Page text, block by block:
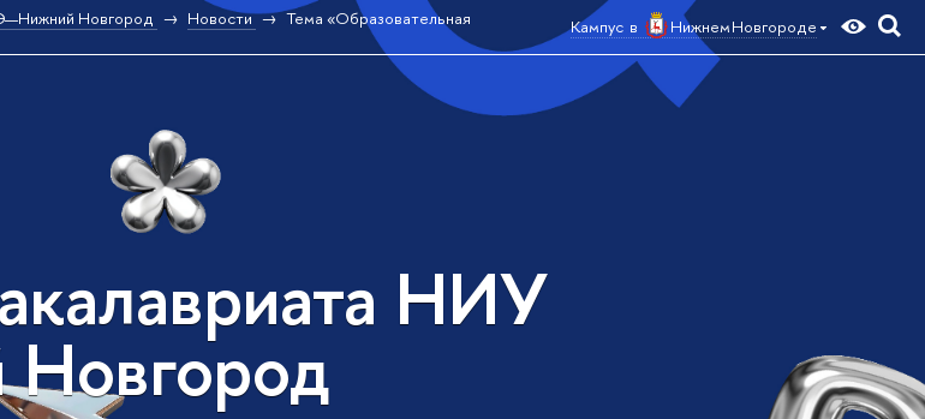
Кампус в Нижнем Новгороде
Новгород Новости
Тема «Образовательная
НИУ